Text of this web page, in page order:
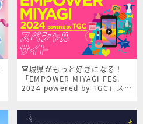
宮城県がもっと好きになる！
「EMPOWER MIYAGI FES.
2024 powered by TGC」スペ